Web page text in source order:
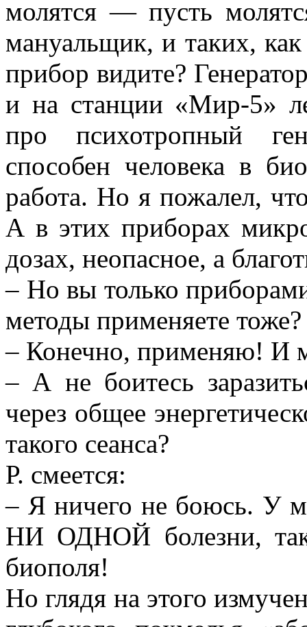
молятся — пусть
мануальщик, и таких,
прибор видите?
и на станции «Мир-5»
про психотропный
способен человека в
работа. Но я пожалел,
А в этих приборах
дозах, неопасное, а
– Но вы только
методы применяете тоже?
– Конечно, применяю! И
– А не боитесь
через общее
такого сеанса?
Р. смеется:
– Я ничего не боюсь. У
НИ ОДНОЙ болезни, так
биополя!
Но глядя на этого